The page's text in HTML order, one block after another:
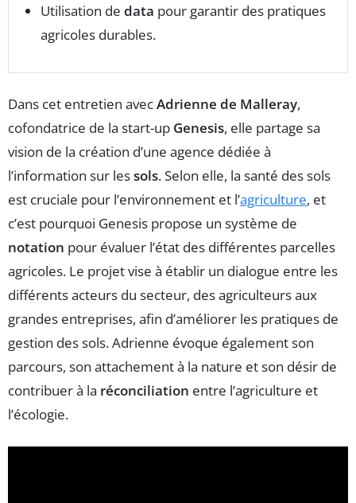
Utilisation de data pour garantir des pratiques
agricoles durables.
Dans cet entretien avecAdrienne de Malleray,
cofondatrice de la start-up Genesis, elle partage sa
vision de la création d’une agence dédiée à
l’information sur lessols. Selon elle, la santé des sols
est cruciale pour l’environnement et l’agriculture, et
c’est pourquoi Genesis propose un système de
notation pour évaluer l’état des différentes parcelles
agricoles. Le projet vise à établir un dialogue entre les
différents acteurs du secteur, des agriculteurs aux
grandes entreprises, afin d’améliorer les pratiques de
gestion des sols. Adrienne évoque également son
parcours, son attachement à la nature et son désir de
contribuer à la réconciliation entre l’agriculture et
l’écologie.